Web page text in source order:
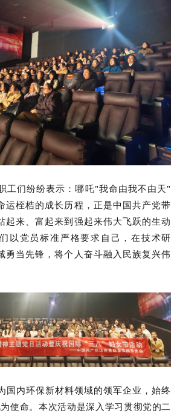
工们纷纷表示：哪吒"我命由我不由天"
运桎梏的成长历程，正是中国共产党带
起来、富起来到强起来伟大飞跃的生动
以党员标准严格要求自己，在技术研
勇当先锋，将个人奋斗融入民族复兴伟
国内环保新材料领域的领军企业，始终
使命。本次活动是深入学习贯彻党的二